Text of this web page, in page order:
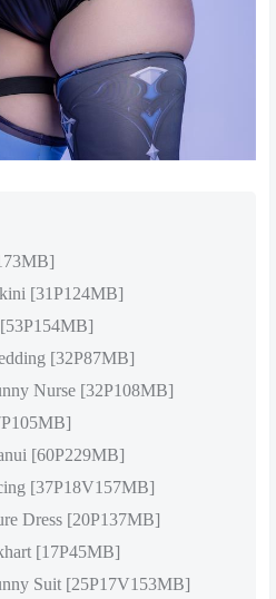
[31P124MB]
[32P87MB]
Nurse [32P108MB]
[60P229MB]
[37P18V157MB]
Dress [20P137MB]
[17P45MB]
Suit [25P17V153MB]